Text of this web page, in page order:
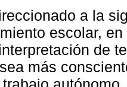
a la
escolar,
de
más